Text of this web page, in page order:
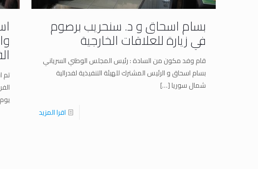
بسام اسحاق و د. سنحريب برصوم
في زيارة للعلاقات الخارجية
قام وفد مكون من السادة : رئيس المجلس الوطني السرياني
بسام اسحاق و الرئيس المشترك للهيئة التنفيذية لفدرالية
شمال سوريا[…]
اقرا المزيد
تم
يوم